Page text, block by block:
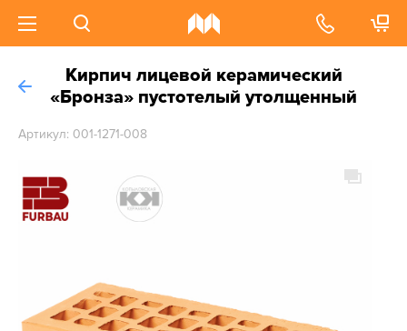
Кирпич лицевой керамический
«Бронза» пустотелый утолщенный
Артикул: 001-1271-008